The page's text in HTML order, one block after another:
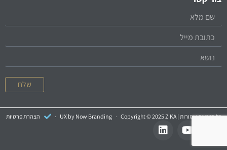
שלח
כל הזכויות שמורות | Copyright © 2025 ZIKA UX by Now Branding הצהרת פרטיות